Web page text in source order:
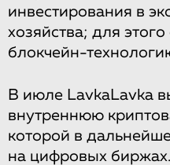
инвестирования в
хозяйства; для
блокчейн-
В июле LavkaLavka
внутреннюю
которой в
на цифровых